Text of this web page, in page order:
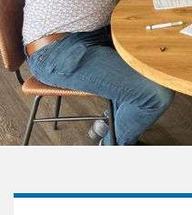
De Club van 100
Uitschrijven
Over FC Lisse
Organisatie
Informatie voor de Pers
Onze historie
Fysiotherapie voor leden